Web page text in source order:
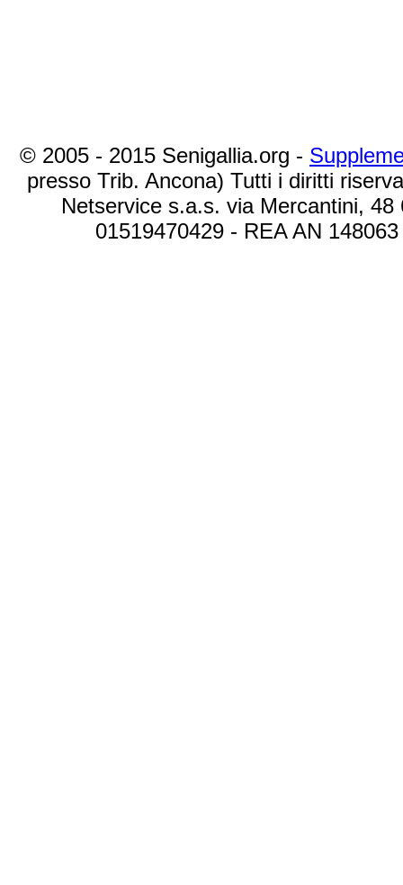
© 2005 - 2015 Senigallia.org -
presso Trib. Ancona) Tutti i diritti
Netservice s.a.s. via Mercantini,
01519470429 - REA AN